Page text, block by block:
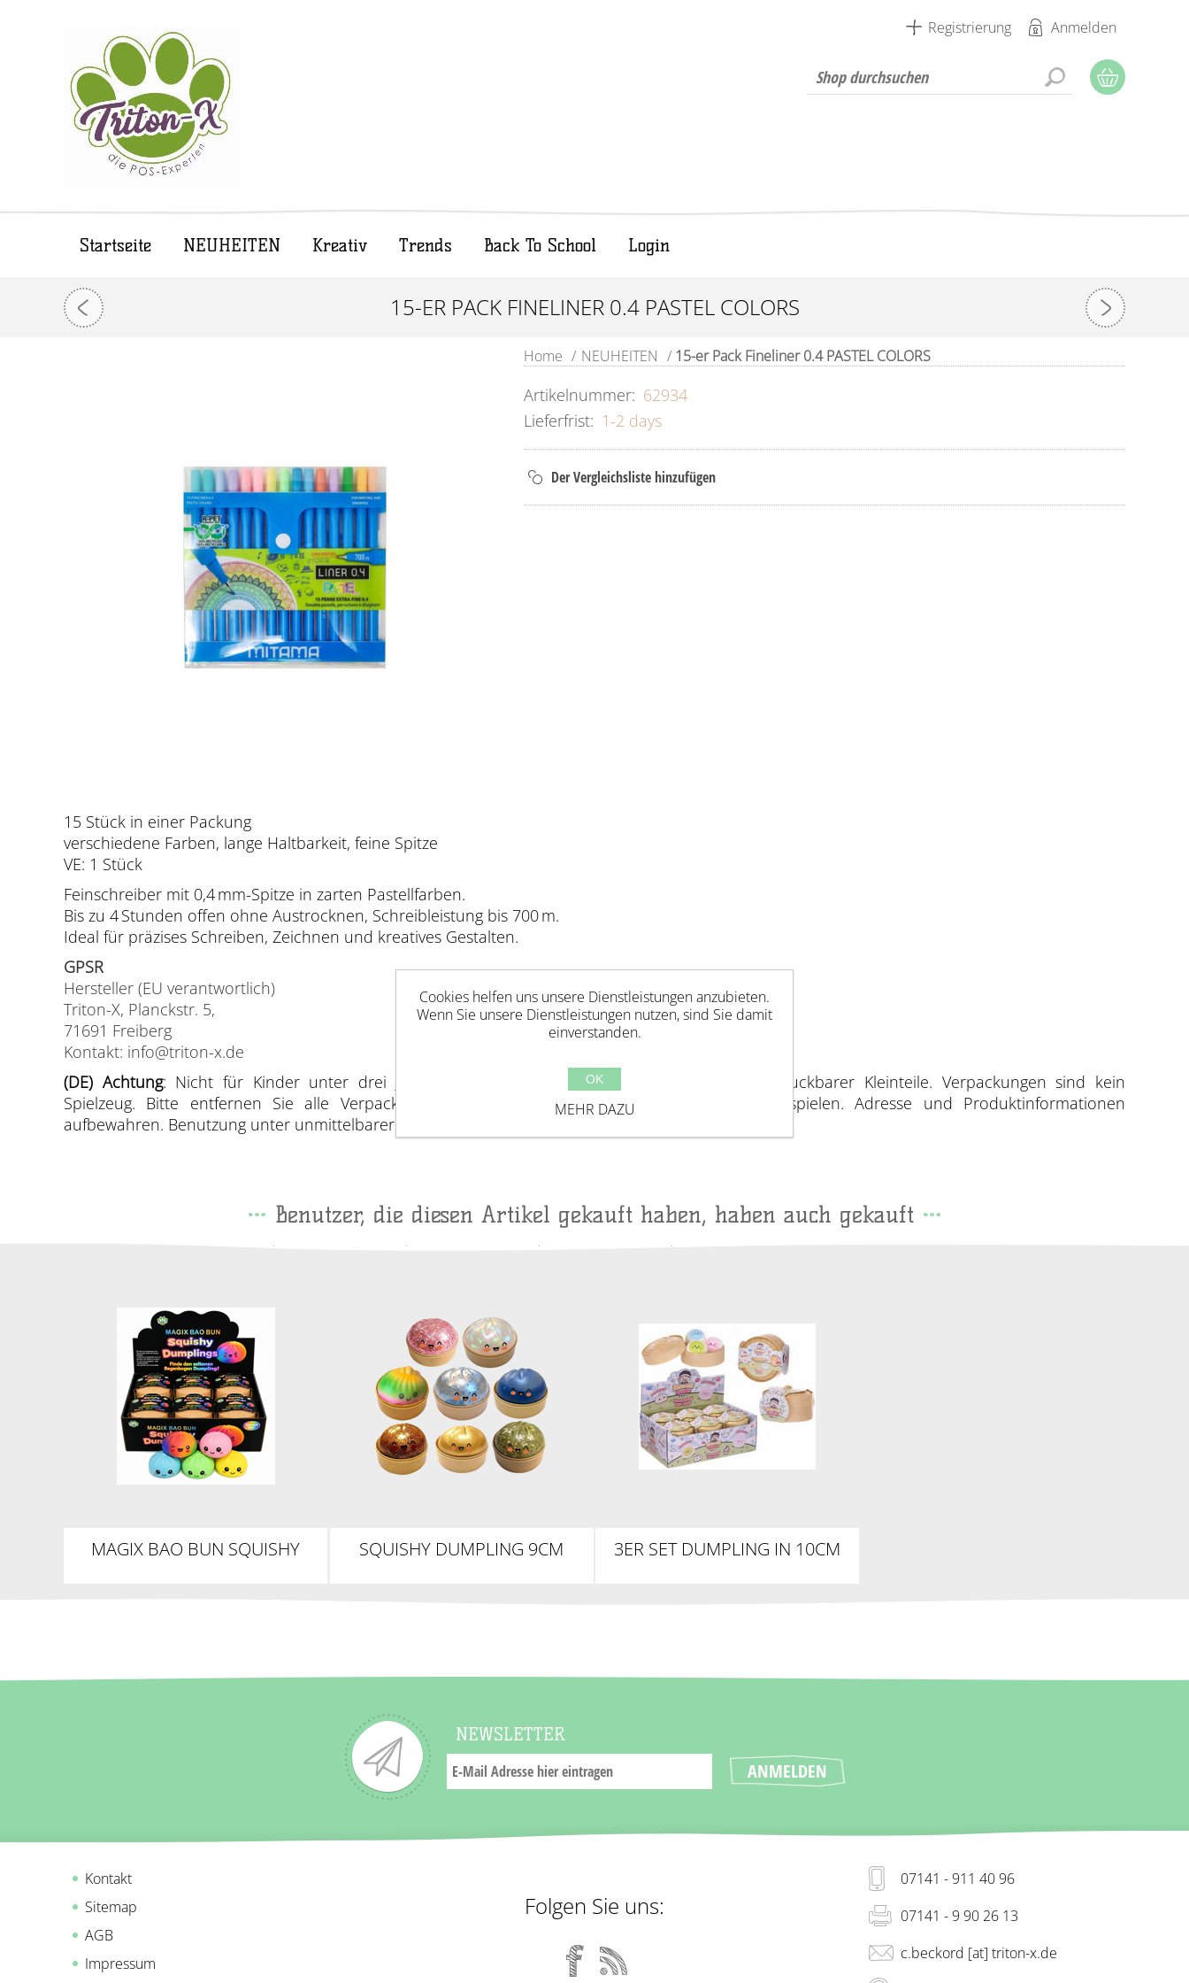
Registrierung Anmelden
Startseite NEUHEITEN Kreativ Trends Back To School Login
15-ER PACK FINELINER 0.4 PASTEL COLORS
Home / NEUHEITEN / 15-er Pack Fineliner 0.4 PASTEL COLORS
Artikelnummer: 62934
Lieferfrist: 1-2 days
15 Stück in einer Packung
verschiedene Farben, lange Haltbarkeit, feine Spitze
VE: 1 Stück
Feinschreiber mit 0,4 mm-Spitze in zarten Pastellfarben.
Bis zu 4 Stunden offen ohne Austrocknen, Schreibleistung bis 700 m.
Ideal für präzises Schreiben, Zeichnen und kreatives Gestalten.
GPSR
Hersteller (EU verantwortlich)
Triton-X, Planckstr. 5,
71691 Freiberg
Kontakt: info@triton-x.de
(DE) Achtung: Nicht für Kinder unter drei Jahren geeignet. Erstickungsgefahr aufgrund verschluckbarer Kleinteile. Verpackungen sind kein
Spielzeug. Bitte entfernen Sie alle Verpackungselemente bevor Kinder mit diesem Produkt spielen. Adresse und Produktinformationen
aufbewahren. Benutzung unter unmittelbarer Aufsicht von Erwachsenen. Hergestellt in China.
Benutzer, die diesen Artikel gekauft haben, haben auch gekauft
MAGIX BAO BUN SQUISHY
SQUISHY DUMPLING 9CM
3ER SET DUMPLING IN 10CM
NEWSLETTER
Kontakt
Sitemap
AGB
Impressum
Folgen Sie uns:
07141 - 911 40 96
07141 - 9 90 26 13
c.beckord [at] triton-x.de
Cookies helfen uns unsere Dienstleistungen anzubieten.
Wenn Sie unsere Dienstleistungen nutzen, sind Sie damit
einverstanden.
OK
MEHR DAZU